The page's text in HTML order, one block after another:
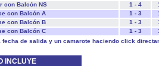
con Balcón NS
1 - 4
con Balcón A
1 - 3
con Balcón B
1 - 3
con Balcón C
1 - 3
fecha de salida y un camarote haciendo click
INCLUYE